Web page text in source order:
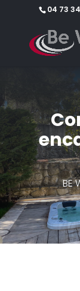
04 73
BE